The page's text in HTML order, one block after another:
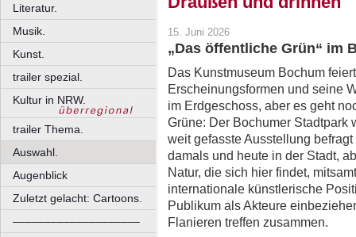
Literatur.
Musik.
Kunst.
trailer spezial.
Kultur in NRW.
trailer Thema.
Auswahl.
Augenblick
Zuletzt gelacht: Cartoons.
––––––––––––––––––––
15. Juni 2026
„Das öffentliche Grün“ im
Das Kunstmuseum Bochum
Erscheinungsformen und seine
im Erdgeschoss, aber es geht
Grüne: Der Bochumer Stadtpark
weit gefasste Ausstellung
damals und heute in der Stadt,
Natur, die sich hier findet,
internationale künstlerische
Publikum als Akteure
Flanieren treffen zusammen.